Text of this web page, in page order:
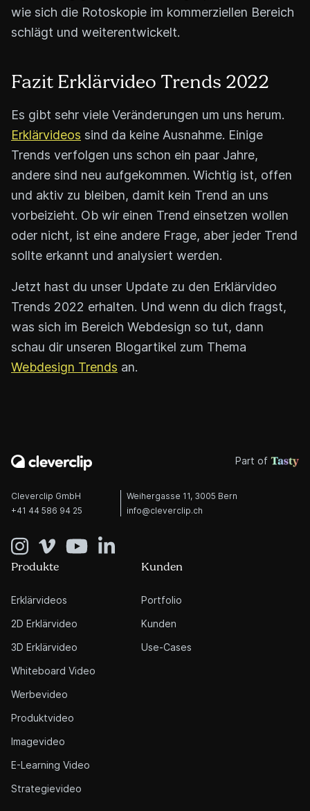
wie sich die Rotoskopie im kommerziellen Bereich
schlägt und weiterentwickelt.
Fazit Erklärvideo Trends 2022
Es gibt sehr viele Veränderungen um uns herum.
Erklärvideos sind da keine Ausnahme. Einige
Trends verfolgen uns schon ein paar Jahre,
andere sind neu aufgekommen. Wichtig ist, offen
und aktiv zu bleiben, damit kein Trend an uns
vorbeizieht. Ob wir einen Trend einsetzen wollen
oder nicht, ist eine andere Frage, aber jeder Trend
sollte erkannt und analysiert werden.
Jetzt hast du unser Update zu den Erklärvideo
Trends 2022 erhalten. Und wenn du dich fragst,
was sich im Bereich Webdesign so tut, dann
schau dir unseren Blogartikel zum Thema
Webdesign Trends an.
Cleverclip GmbH
Weihergasse 11, 3005 Bern
+41 44 586 94 25
info@cleverclip.ch
Produkte
Erklärvideos
2D Erklärvideo
3D Erklärvideo
Whiteboard Video
Werbevideo
Produktvideo
Imagevideo
E-Learning Video
Strategievideo
Kunden
Portfolio
Kunden
Use-Cases
Part of